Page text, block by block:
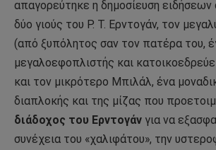
απαγορεύτηκε η δημοσίευση ειδήσεων
δύο γιούς του Ρ. Τ. Ερντογάν, τον
(από ξυπόλητος σαν τον πατέρα του,
μεγαλοεφοπλιστής και
και τον μικρότερο Μπιλάλ, ένα
διαπλοκής και της μίζας που
διάδοχος του Ερντογάν για να
συνέχεια του «χαλιφάτου», την